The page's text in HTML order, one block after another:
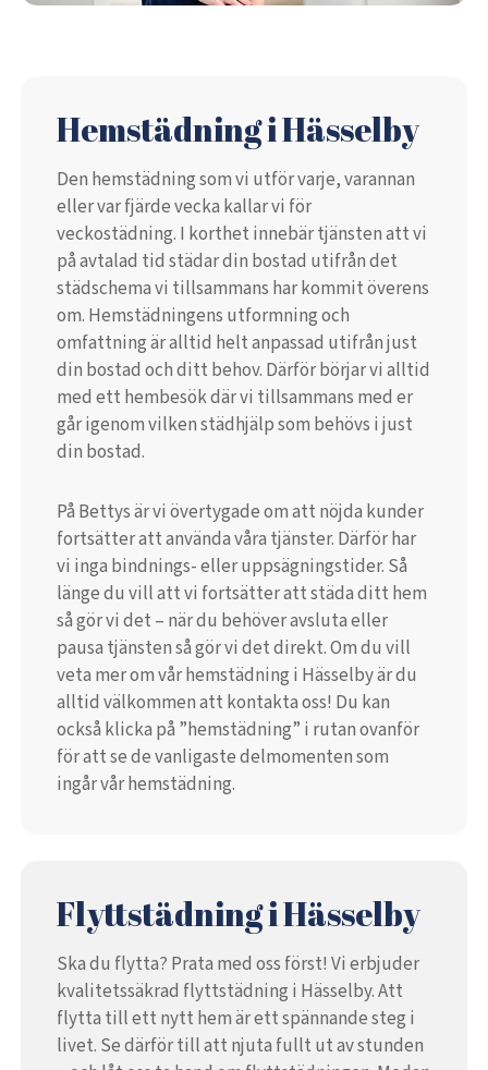
Hemstädning i Hässelby
Den hemstädning som vi utför varje, varannan
eller var fjärde vecka kallar vi för
veckostädning. I korthet innebär tjänsten att vi
på avtalad tid städar din bostad utifrån det
städschema vi tillsammans har kommit överens
om. Hemstädningens utformning och
omfattning är alltid helt anpassad utifrån just
din bostad och ditt behov. Därför börjar vi alltid
med ett hembesök där vi tillsammans med er
går igenom vilken städhjälp som behövs i just
din bostad.
På Bettys är vi övertygade om att nöjda kunder
fortsätter att använda våra tjänster. Därför har
vi inga bindnings- eller uppsägningstider. Så
länge du vill att vi fortsätter att städa ditt hem
så gör vi det – när du behöver avsluta eller
pausa tjänsten så gör vi det direkt. Om du vill
veta mer om vår hemstädning i Hässelby är du
alltid välkommen att kontakta oss! Du kan
också klicka på ”hemstädning” i rutan ovanför
för att se de vanligaste delmomenten som
ingår vår hemstädning.
Flyttstädning i Hässelby
Ska du flytta? Prata med oss först! Vi erbjuder
kvalitetssäkrad flyttstädning i Hässelby. Att
flytta till ett nytt hem är ett spännande steg i
livet. Se därför till att njuta fullt ut av stunden